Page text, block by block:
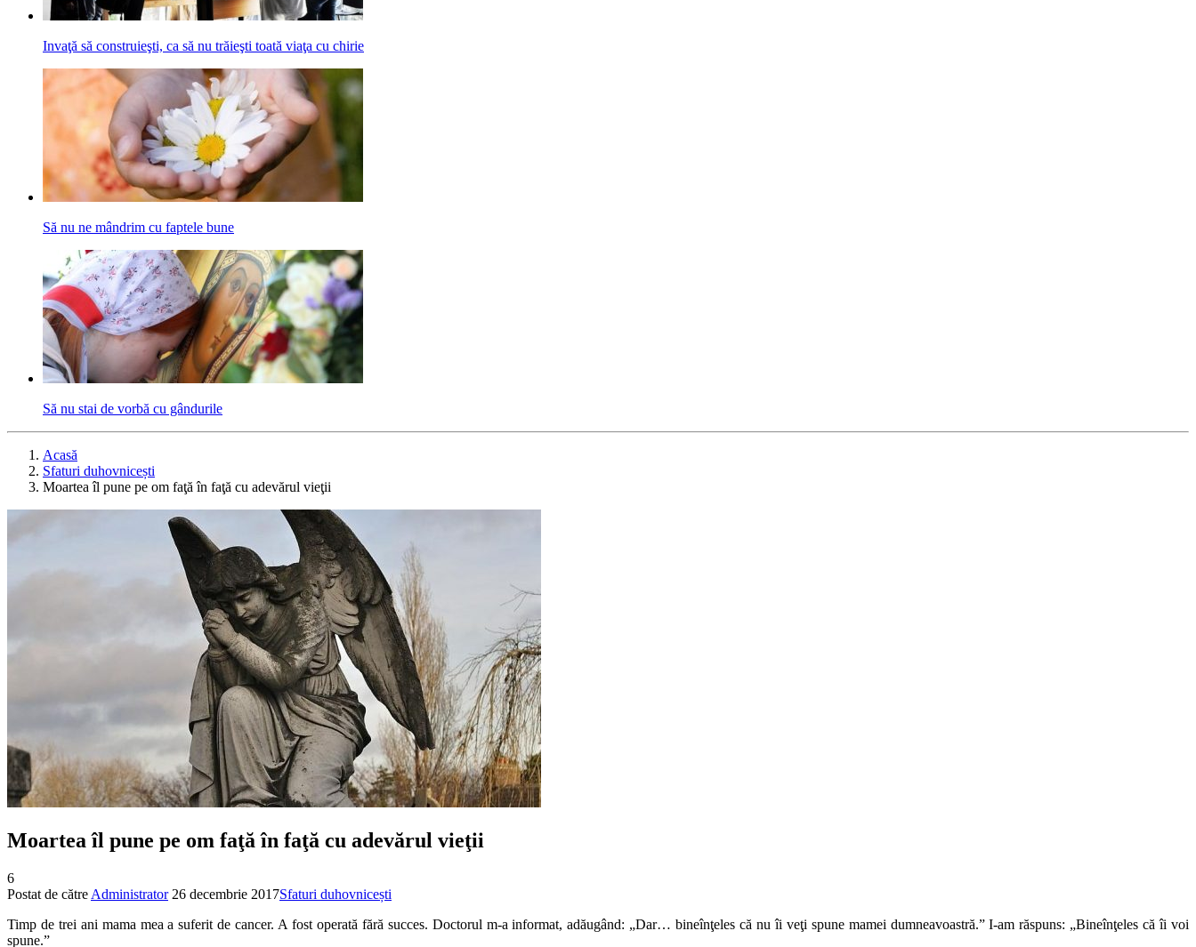
Invaţă să construieşti, ca să nu trăieşti toată viaţa cu chirie
Să nu ne mândrim cu faptele bune
Să nu stai de vorbă cu gândurile
Acasă
Sfaturi duhovnicești
Moartea îl pune pe om faţă în faţă cu adevărul vieţii
Moartea îl pune pe om faţă în faţă cu adevărul vieţii
6
Postat de către Administrator 26 decembrie 2017Sfaturi duhovnicești
Timp de trei ani mama mea a suferit de cancer. A fost operată fără succes. Doctorul m-a informat, adăugând: „Dar… bineînţeles că nu îi veţi spune mamei dumneavoastră.” I-am răspuns: „Bineînţeles că îi voi
spune.”